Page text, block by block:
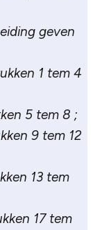
geven
1 tem 4
5 tem 8 ;
9 tem 12
13 tem
17 tem